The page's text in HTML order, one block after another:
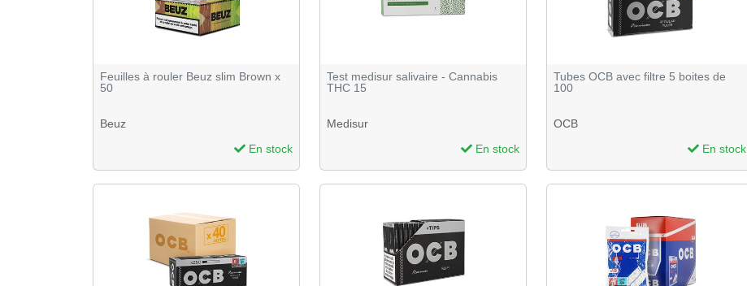
Feuilles à rouler Beuz slim Brown x
50
Beuz
En stock
Test medisur salivaire - Cannabis
THC 15
Medisur
En stock
Tubes OCB avec filtre 5 boites de
100
OCB
En stock